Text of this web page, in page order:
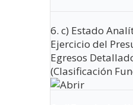
6. c) Estado
Ejercicio del
Egresos
(Clasificación